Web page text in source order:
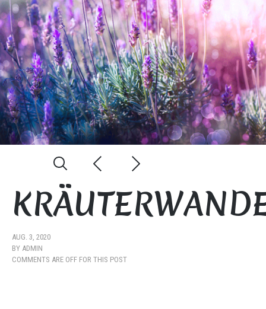
AUG. 3, 2020
BY ADMIN
COMMENTS ARE OFF FOR THIS POST